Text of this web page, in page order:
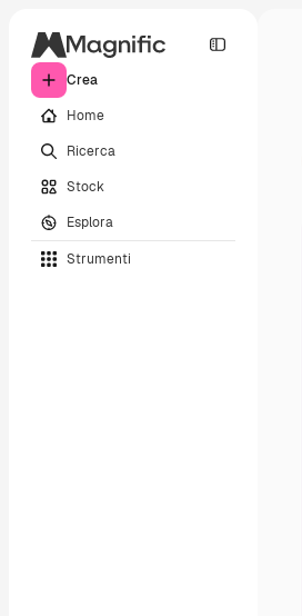
Crea
Home
Ricerca
Stock
Esplora
Strumenti